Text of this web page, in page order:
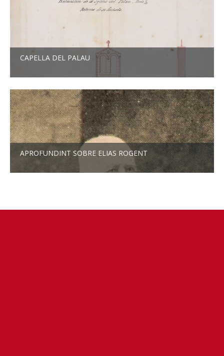
CAPELLA DEL PALAU
APROFUNDINT SOBRE ELIAS ROGENT